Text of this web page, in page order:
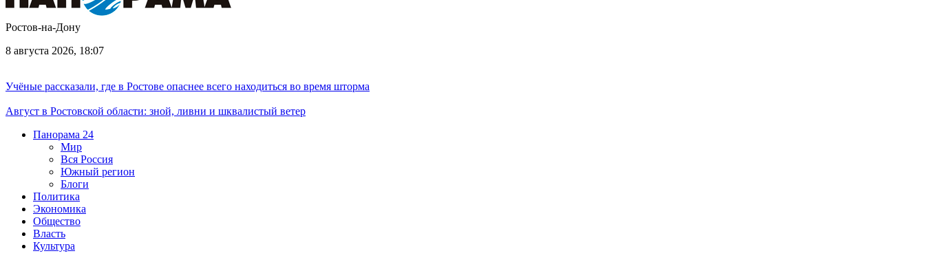
Ростов-на-Дону
8 августа 2026, 18:07
Учёные рассказали, где в Ростове опаснее всего находиться во время шторма
Август в Ростовской области: зной, ливни и шквалистый ветер
Панорама 24
Мир
Вся Россия
Южный регион
Блоги
Политика
Экономика
Общество
Власть
Культура